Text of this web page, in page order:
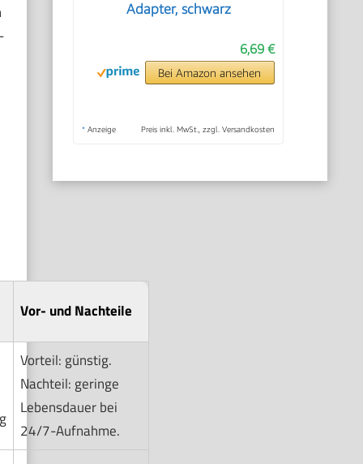
Vor- und Nachteile
Vorteil: günstig.
Nachteil: geringe
Lebensdauer bei
24/7-Aufnahme.
Adapter, schwarz
6,69 €
Bei Amazon ansehen
* Anzeige Preis inkl. MwSt., zzgl. Versandkosten